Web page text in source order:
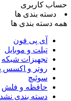
حساب کاربری
دسته بندی ها
همه دسته بندی ها
آی پی فون
تبلت و موبایل
تجهیزات شبکه
روتر و اکسس
سوئیچ
حافظه و فلش
دسته بندی